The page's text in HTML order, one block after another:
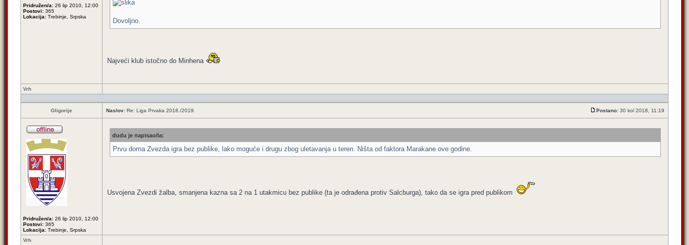
Pridružen/a: 26 lip 2010, 12:00
Postovi: 365
Lokacija: Trebinje, Srpska
Dovoljno.
Najveći klub istočno do Minhena
Vrh
Gligorije Naslov: Re: Liga Prvaka 2018./2019. Postano: 30 kol 2018, 11:19
Pridružen/a: 26 lip 2010, 12:00
Postovi: 365
Lokacija: Trebinje, Srpska
dudu je napisao/la:
Prvu doma Zvezda igra bez publike, lako moguće i drugu zbog uletavanja u teren. Ništa od faktora Marakane ove godine.
Usvojena Zvezdi žalba, smanjena kazna sa 2 na 1 utakmicu bez publike (ta je odrađena protiv Salcburga), tako da se igra pred publikom
Vrh